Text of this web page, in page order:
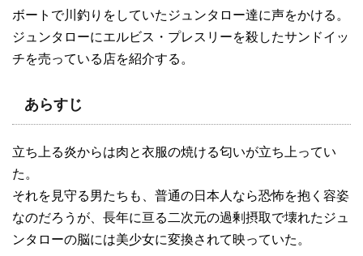
ボートで川釣りをしていたジュンタロー達に声をかける。
ジュンタローにエルビス・プレスリーを殺したサンドイッ
チを売っている店を紹介する。
あらすじ
立ち上る炎からは肉と衣服の焼ける匂いが立ち上ってい
た。
それを見守る男たちも、普通の日本人なら恐怖を抱く容姿
なのだろうが、長年に亘る二次元の過剰摂取で壊れたジュ
ンタローの脳には美少女に変換されて映っていた。